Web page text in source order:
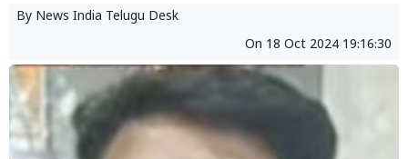
By News India Telugu Desk
On 18 Oct 2024 19:16:30